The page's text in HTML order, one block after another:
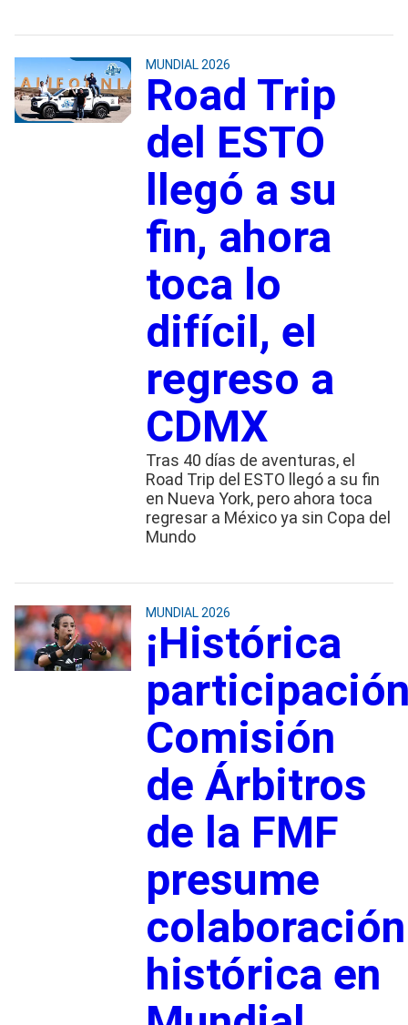
MUNDIAL 2026
Road Trip
del ESTO
llegó a su
fin, ahora
toca lo
difícil, el
regreso a
CDMX
Tras 40 días de aventuras, el
Road Trip del ESTO llegó a su fin
en Nueva York, pero ahora toca
regresar a México ya sin Copa del
Mundo
MUNDIAL 2026
¡Histórica
Comisión
de Árbitros
de la FMF
presume
colaboración
histórica en